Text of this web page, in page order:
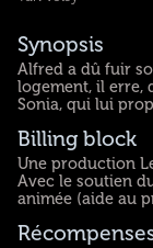
Synopsis
Alfred a dû fuir
logement, il erre,
Sonia, qui lui
Billing block
Une production
Avec le soutien
animée (aide au